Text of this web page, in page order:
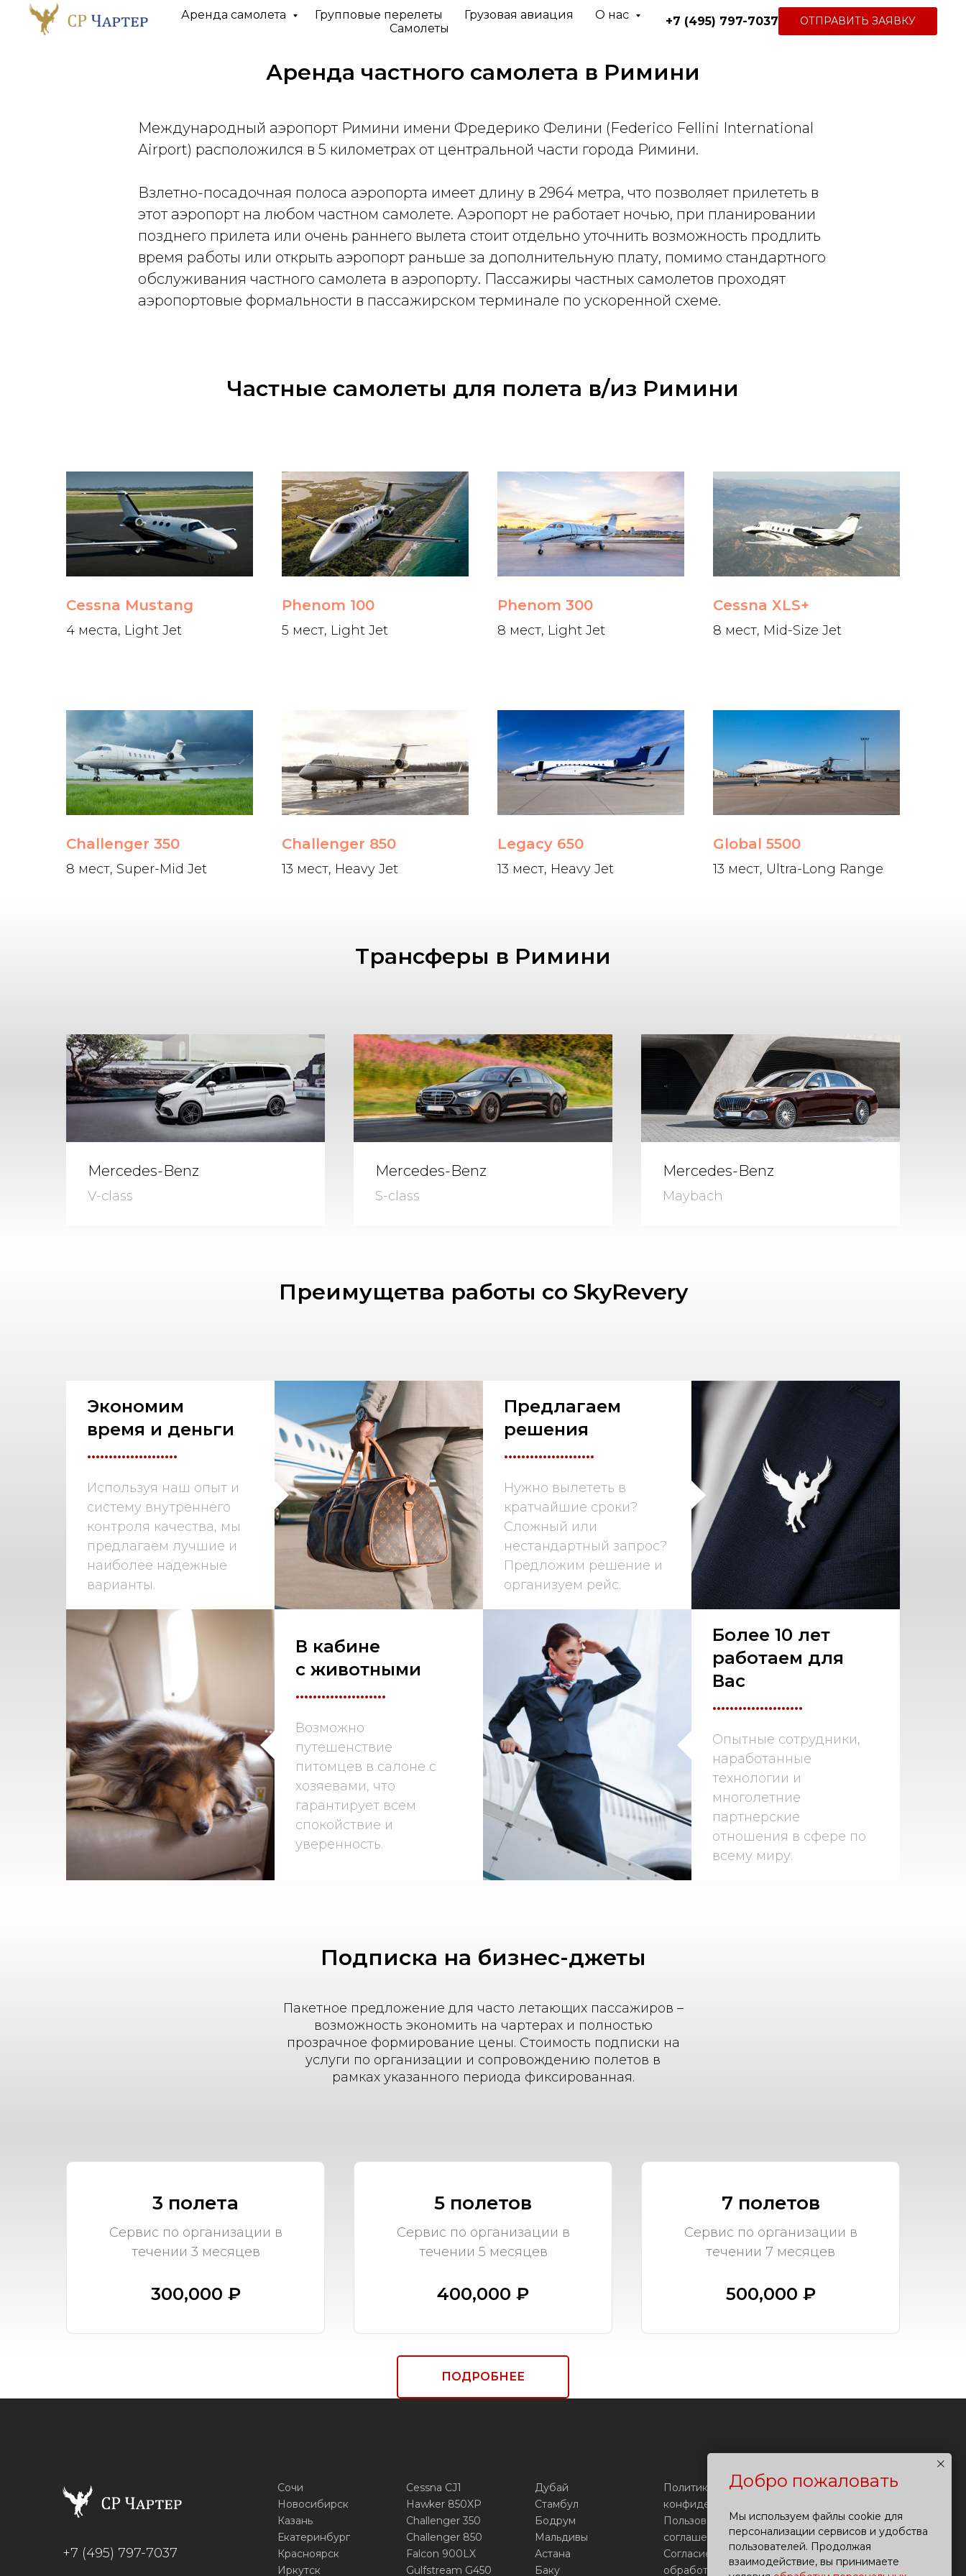
Аренда самолета Групповые перелеты Грузовая авиация
О нас
Самолеты
+7 (495) 797-7037 ОТПРАВИТЬ ЗАЯВКУ
Аренда частного самолета в Римини
Международный аэропорт Римини имени Фредерико Фелини (Federico Fellini International
Airport) расположился в 5 километрах от центральной части города Римини.
Взлетно-посадочная полоса аэропорта имеет длину в 2964 метра, что позволяет прилететь в
этот аэропорт на любом частном самолете. Аэропорт не работает ночью, при планировании
позднего прилета или очень раннего вылета стоит отдельно уточнить возможность продлить
время работы или открыть аэропорт раньше за дополнительную плату, помимо стандартного
обслуживания частного самолета в аэропорту. Пассажиры частных самолетов проходят
аэропортовые формальности в пассажирском терминале по ускоренной схеме.
Частные самолеты для полета в/из Римини
Cessna Mustang
4 места, Light Jet
Phenom 100
5 мест, Light Jet
Phenom 300
8 мест, Light Jet
Cessna XLS+
8 мест, Mid-Size Jet
Challenger 350
8 мест, Super-Mid Jet
Challenger 850
13 мест, Heavy Jet
Legacy 650
13 мест, Heavy Jet
Global 5500
13 мест, Ultra-Long Range
Трансферы в Римини
Mercedes-Benz
V-class
Mercedes-Benz
S-class
Mercedes-Benz
Maybach
Преимущетва работы со SkyRevery
Экономим
время и деньги
.....................
Используя наш опыт и
систему внутреннего
контроля качества, мы
предлагаем лучшие и
наиболее надежные
варианты.
Предлагаем
решения
.....................
Нужно вылететь в
кратчайшие сроки?
Сложный или
нестандартный запрос?
Предложим решение и
организуем рейс.
В кабине
с животными
.....................
Возможно
путешенствие
питомцев в салоне с
хозяевами, что
гарантирует всем
спокойствие и
уверенность.
Более 10 лет
работаем для
Вас
.....................
Опытные сотрудники,
наработанные
технологии и
многолетние
партнерские
отношения в сфере по
всему миру.
Подписка на бизнес-джеты
Пакетное предложение для часто летающих пассажиров –
возможность экономить на чартерах и полностью
прозрачное формирование цены. Стоимость подписки на
услуги по организации и сопровождению полетов в
рамках указанного периода фиксированная.
3 полета
Сервис по организации в
течении 3 месяцев
300,000 ₽
5 полетов
Сервис по организации в
течении 5 месяцев
400,000 ₽
7 полетов
Сервис по организации в
течении 7 месяцев
500,000 ₽
ПОДРОБНЕЕ
Добро пожаловать
Мы используем файлы cookie для
персонализации сервисов и удобства
пользователей. Продолжая
взаимодействие, вы принимаете
+7 (495) 797-7037
Сочи
Новосибирск
Казань
Екатеринбург
Красноярск
Иркутск
Cessna CJ1
Hawker 850XP
Challenger 350
Challenger 850
Falcon 900LX
Gulfstream G450
Дубай
Стамбул
Бодрум
Мальдивы
Астана
Баку
Политика
конфиденциальности
Пользовательское
соглашение
Согласие на
обработку